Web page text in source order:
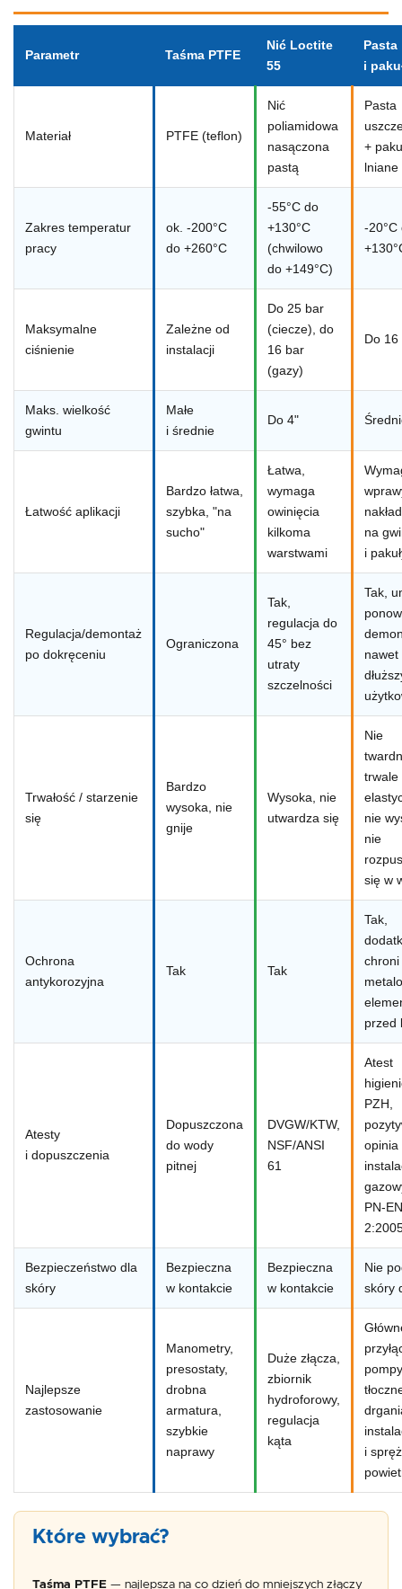
Parametr Taśma PTFE
Nić Loctite
55
Pasta
i
Materiał PTFE (teflon)
Nić
poliamidowa
nasączona
pastą
Pasta
+
lniane
Zakres temperatur
pracy
ok. -200°C
do +260°C
-55°C do
+130°C
(chwilowo
do +149°C)
-20°C
Maksymalne
ciśnienie
Zależne od
instalacji
Do 25 bar
(ciecze), do
16 bar
(gazy)
Do 16
Maks. wielkość
gwintu
Małe
i średnie
Do 4"
Łatwość aplikacji
Bardzo łatwa,
szybka, "na
sucho"
Łatwa,
wymaga
owinięcia
kilkoma
warstwami
na
i
Regulacja/demontaż
po dokręceniu
Ograniczona
Tak,
regulacja do
45° bez
utraty
szczelności
Tak,
nawet
Trwałość / starzenie
się
Bardzo
wysoka, nie
gnije
Wysoka, nie
utwardza się
Nie
trwale
nie
nie
się w
Ochrona
antykorozyjna
Tak Tak
Tak,
chroni
przed
Atesty
i dopuszczenia
Dopuszczona
do wody
pitnej
DVGW/KTW,
NSF/ANSI
61
Atest
PZH,
opinia
PN-
Bezpieczeństwo dla
skóry
Bezpieczna
w kontakcie
Bezpieczna
w kontakcie
Nie
skóry
Najlepsze
zastosowanie
Manometry,
presostaty,
drobna
armatura,
szybkie
naprawy
Duże złącza,
zbiornik
hydroforowy,
regulacja
kąta
i
Które wybrać?
Taśma PTFE — najlepsza na co dzień do mniejszych złączy